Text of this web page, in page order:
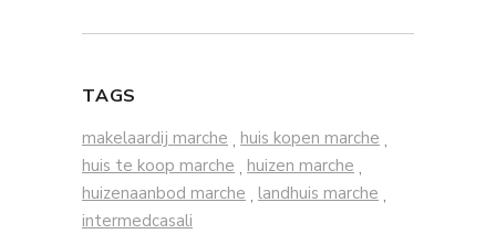
TAGS
makelaardij marche , huis kopen marche ,
huis te koop marche , huizen marche ,
huizenaanbod marche , landhuis marche ,
intermedcasali